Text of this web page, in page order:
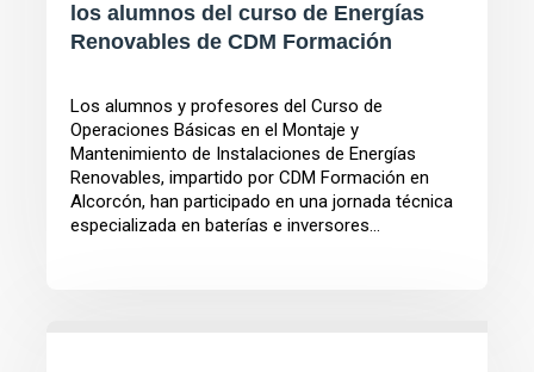
los alumnos del curso de Energías
Renovables de CDM Formación
Los alumnos y profesores del Curso de
Operaciones Básicas en el Montaje y
Mantenimiento de Instalaciones de Energías
Renovables, impartido por CDM Formación en
Alcorcón, han participado en una jornada técnica
especializada en baterías e inversores...